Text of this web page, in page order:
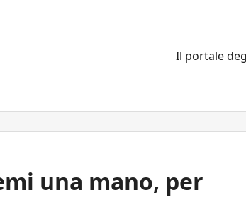
Il portale
una mano, per